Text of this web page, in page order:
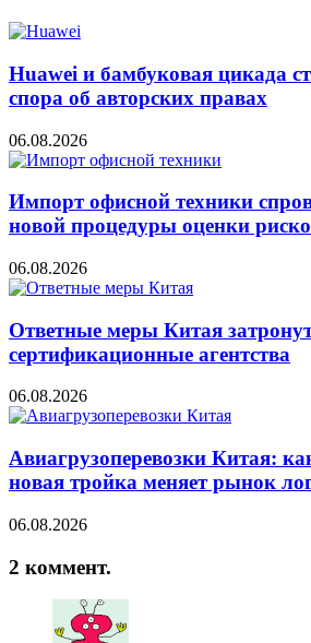
Huawei и бамбуковая цикада
спора об авторских правах
06.08.2026
Импорт офисной техники
новой процедуры оценки
06.08.2026
Ответные меры Китая
сертификационные агентства
06.08.2026
Авиагрузоперевозки Китая:
новая тройка меняет рынок
06.08.2026
2 коммент.